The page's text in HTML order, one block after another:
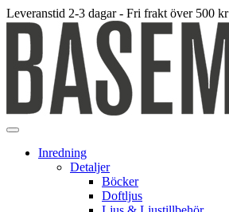
Leveranstid 2-3 dagar - Fri frakt över 500 kr
Inredning
Detaljer
Böcker
Doftljus